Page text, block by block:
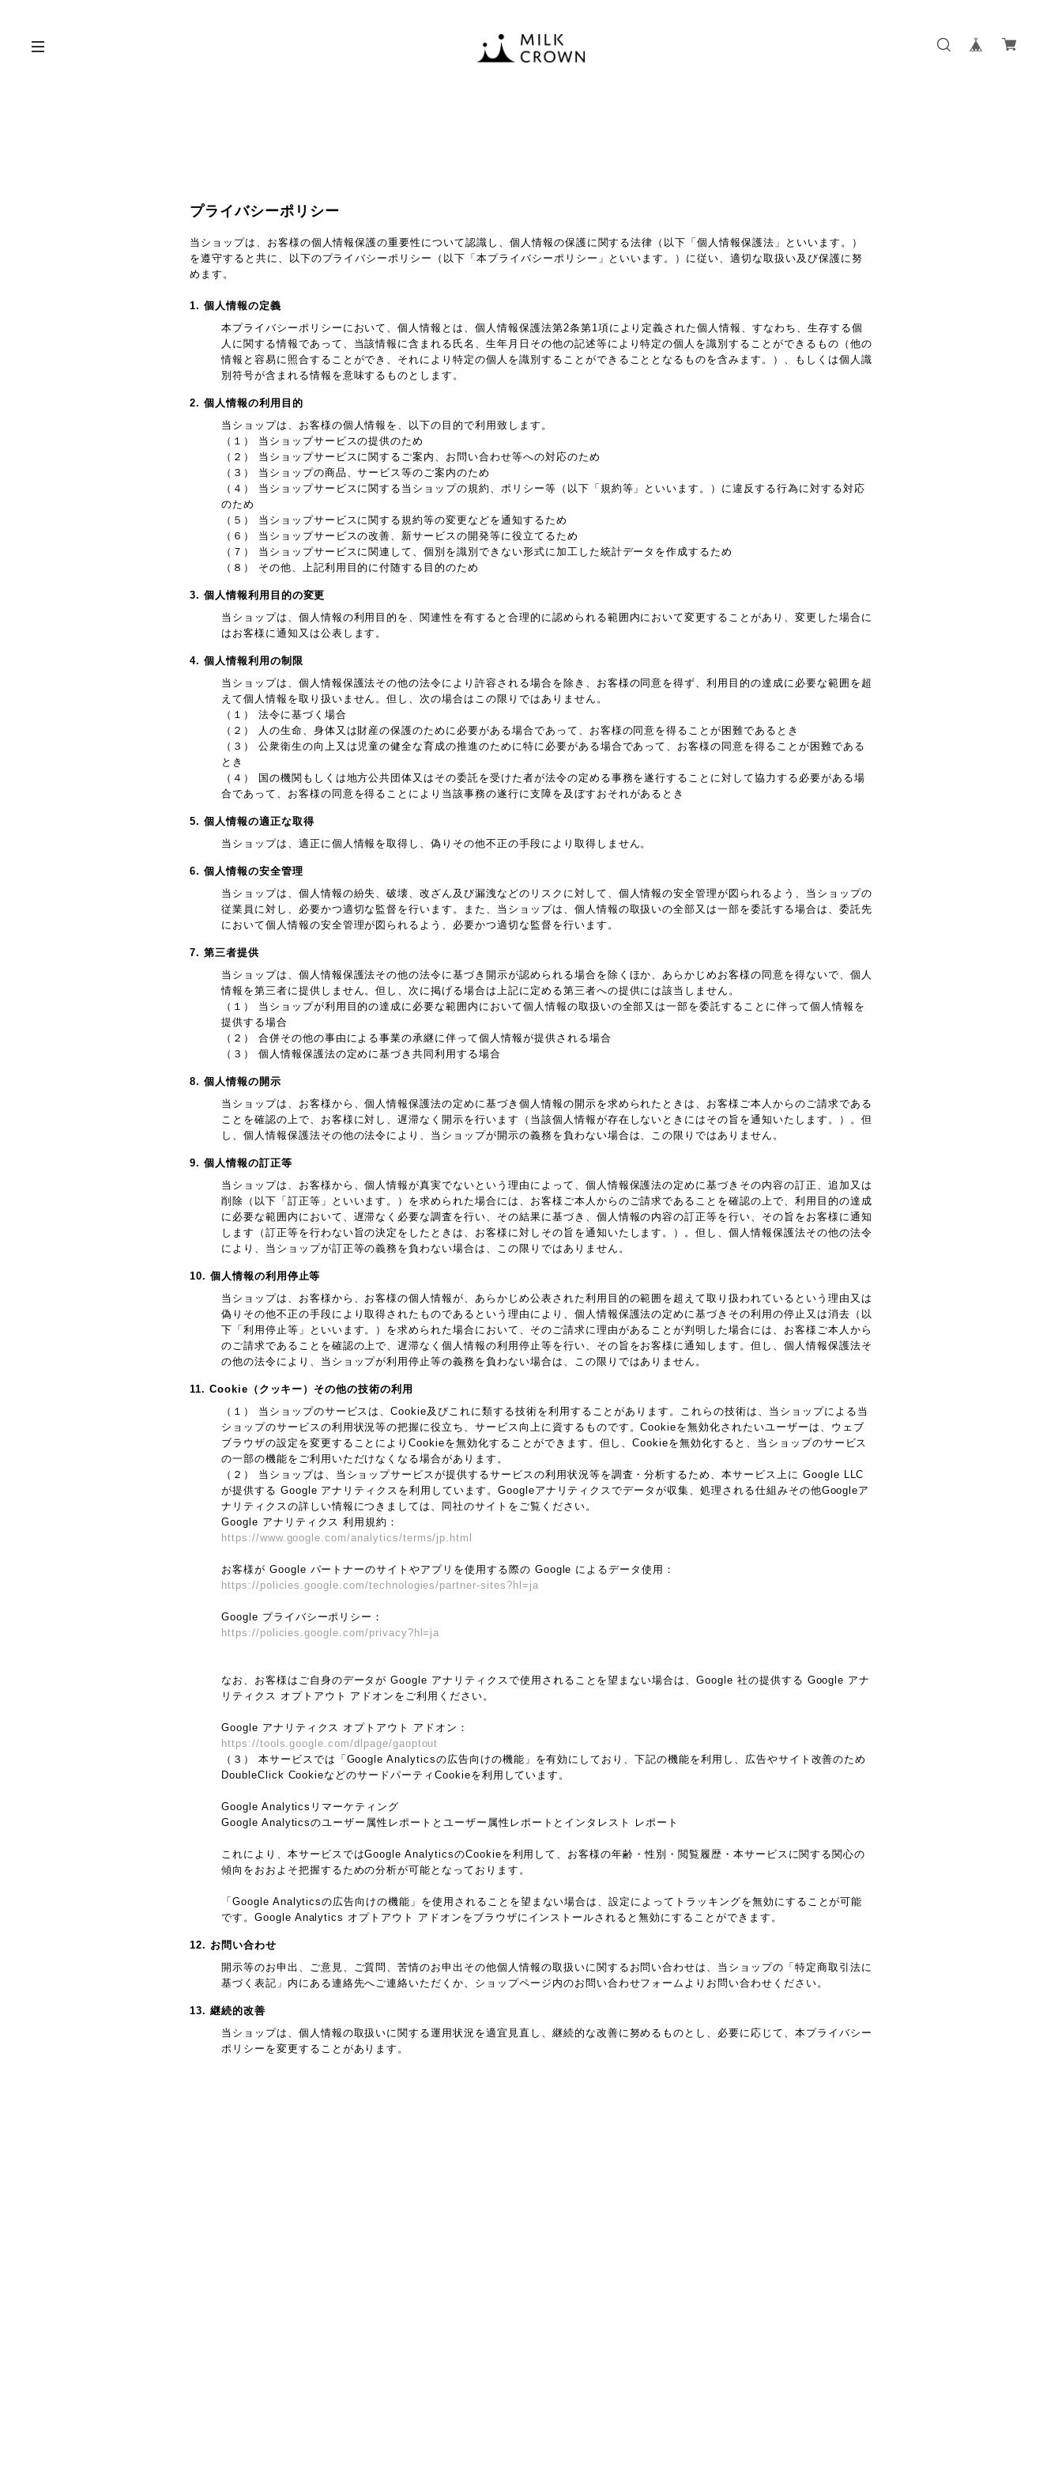
プライバシーポリシー
当ショップは、お客様の個人情報保護の重要性について認識し、個人情報の保護に関する法律（以下「個人情報保護法」といいます。）
を遵守すると共に、以下のプライバシーポリシー（以下「本プライバシーポリシー」といいます。）に従い、適切な取扱い及び保護に努
めます。
1. 個人情報の定義
本プライバシーポリシーにおいて、個人情報とは、個人情報保護法第2条第1項により定義された個人情報、すなわち、生存する個
人に関する情報であって、当該情報に含まれる氏名、生年月日その他の記述等により特定の個人を識別することができるもの（他の
情報と容易に照合することができ、それにより特定の個人を識別することができることとなるものを含みます。）、もしくは個人識
別符号が含まれる情報を意味するものとします。
2. 個人情報の利用目的
当ショップは、お客様の個人情報を、以下の目的で利用致します。
（１） 当ショップサービスの提供のため
（２） 当ショップサービスに関するご案内、お問い合わせ等への対応のため
（３） 当ショップの商品、サービス等のご案内のため
（４） 当ショップサービスに関する当ショップの規約、ポリシー等（以下「規約等」といいます。）に違反する行為に対する対応
のため
（５） 当ショップサービスに関する規約等の変更などを通知するため
（６） 当ショップサービスの改善、新サービスの開発等に役立てるため
（７） 当ショップサービスに関連して、個別を識別できない形式に加工した統計データを作成するため
（８） その他、上記利用目的に付随する目的のため
3. 個人情報利用目的の変更
当ショップは、個人情報の利用目的を、関連性を有すると合理的に認められる範囲内において変更することがあり、変更した場合に
はお客様に通知又は公表します。
4. 個人情報利用の制限
当ショップは、個人情報保護法その他の法令により許容される場合を除き、お客様の同意を得ず、利用目的の達成に必要な範囲を超
えて個人情報を取り扱いません。但し、次の場合はこの限りではありません。
（１） 法令に基づく場合
（２） 人の生命、身体又は財産の保護のために必要がある場合であって、お客様の同意を得ることが困難であるとき
（３） 公衆衛生の向上又は児童の健全な育成の推進のために特に必要がある場合であって、お客様の同意を得ることが困難である
とき
（４） 国の機関もしくは地方公共団体又はその委託を受けた者が法令の定める事務を遂行することに対して協力する必要がある場
合であって、お客様の同意を得ることにより当該事務の遂行に支障を及ぼすおそれがあるとき
5. 個人情報の適正な取得
当ショップは、適正に個人情報を取得し、偽りその他不正の手段により取得しません。
6. 個人情報の安全管理
当ショップは、個人情報の紛失、破壊、改ざん及び漏洩などのリスクに対して、個人情報の安全管理が図られるよう、当ショップの
従業員に対し、必要かつ適切な監督を行います。また、当ショップは、個人情報の取扱いの全部又は一部を委託する場合は、委託先
において個人情報の安全管理が図られるよう、必要かつ適切な監督を行います。
7. 第三者提供
当ショップは、個人情報保護法その他の法令に基づき開示が認められる場合を除くほか、あらかじめお客様の同意を得ないで、個人
情報を第三者に提供しません。但し、次に掲げる場合は上記に定める第三者への提供には該当しません。
（１） 当ショップが利用目的の達成に必要な範囲内において個人情報の取扱いの全部又は一部を委託することに伴って個人情報を
提供する場合
（２） 合併その他の事由による事業の承継に伴って個人情報が提供される場合
（３） 個人情報保護法の定めに基づき共同利用する場合
8. 個人情報の開示
当ショップは、お客様から、個人情報保護法の定めに基づき個人情報の開示を求められたときは、お客様ご本人からのご請求である
ことを確認の上で、お客様に対し、遅滞なく開示を行います（当該個人情報が存在しないときにはその旨を通知いたします。）。但
し、個人情報保護法その他の法令により、当ショップが開示の義務を負わない場合は、この限りではありません。
9. 個人情報の訂正等
当ショップは、お客様から、個人情報が真実でないという理由によって、個人情報保護法の定めに基づきその内容の訂正、追加又は
削除（以下「訂正等」といいます。）を求められた場合には、お客様ご本人からのご請求であることを確認の上で、利用目的の達成
に必要な範囲内において、遅滞なく必要な調査を行い、その結果に基づき、個人情報の内容の訂正等を行い、その旨をお客様に通知
します（訂正等を行わない旨の決定をしたときは、お客様に対しその旨を通知いたします。）。但し、個人情報保護法その他の法令
により、当ショップが訂正等の義務を負わない場合は、この限りではありません。
10. 個人情報の利用停止等
当ショップは、お客様から、お客様の個人情報が、あらかじめ公表された利用目的の範囲を超えて取り扱われているという理由又は
偽りその他不正の手段により取得されたものであるという理由により、個人情報保護法の定めに基づきその利用の停止又は消去（以
下「利用停止等」といいます。）を求められた場合において、そのご請求に理由があることが判明した場合には、お客様ご本人から
のご請求であることを確認の上で、遅滞なく個人情報の利用停止等を行い、その旨をお客様に通知します。但し、個人情報保護法そ
の他の法令により、当ショップが利用停止等の義務を負わない場合は、この限りではありません。
11. Cookie（クッキー）その他の技術の利用
（１） 当ショップのサービスは、Cookie及びこれに類する技術を利用することがあります。これらの技術は、当ショップによる当
ショップのサービスの利用状況等の把握に役立ち、サービス向上に資するものです。Cookieを無効化されたいユーザーは、ウェブ
ブラウザの設定を変更することによりCookieを無効化することができます。但し、Cookieを無効化すると、当ショップのサービス
の一部の機能をご利用いただけなくなる場合があります。
（２） 当ショップは、当ショップサービスが提供するサービスの利用状況等を調査・分析するため、本サービス上に Google LLC
が提供する Google アナリティクスを利用しています。Googleアナリティクスでデータが収集、処理される仕組みその他Googleア
ナリティクスの詳しい情報につきましては、同社のサイトをご覧ください。
Google アナリティクス 利用規約：
https://www.google.com/analytics/terms/jp.html
お客様が Google パートナーのサイトやアプリを使用する際の Google によるデータ使用：
https://policies.google.com/technologies/partner-sites?hl=ja
Google プライバシーポリシー：
https://policies.google.com/privacy?hl=ja
なお、お客様はご自身のデータが Google アナリティクスで使用されることを望まない場合は、Google 社の提供する Google アナ
リティクス オプトアウト アドオンをご利用ください。
Google アナリティクス オプトアウト アドオン：
https://tools.google.com/dlpage/gaoptout
（３） 本サービスでは「Google Analyticsの広告向けの機能」を有効にしており、下記の機能を利用し、広告やサイト改善のため
DoubleClick CookieなどのサードパーティCookieを利用しています。
Google Analyticsリマーケティング
Google Analyticsのユーザー属性レポートとユーザー属性レポートとインタレスト レポート
これにより、本サービスではGoogle AnalyticsのCookieを利用して、お客様の年齢・性別・閲覧履歴・本サービスに関する関心の
傾向をおおよそ把握するための分析が可能となっております。
「Google Analyticsの広告向けの機能」を使用されることを望まない場合は、設定によってトラッキングを無効にすることが可能
です。Google Analytics オプトアウト アドオンをブラウザにインストールされると無効にすることができます。
12. お問い合わせ
開示等のお申出、ご意見、ご質問、苦情のお申出その他個人情報の取扱いに関するお問い合わせは、当ショップの「特定商取引法に
基づく表記」内にある連絡先へご連絡いただくか、ショップページ内のお問い合わせフォームよりお問い合わせください。
13. 継続的改善
当ショップは、個人情報の取扱いに関する運用状況を適宜見直し、継続的な改善に努めるものとし、必要に応じて、本プライバシー
ポリシーを変更することがあります。